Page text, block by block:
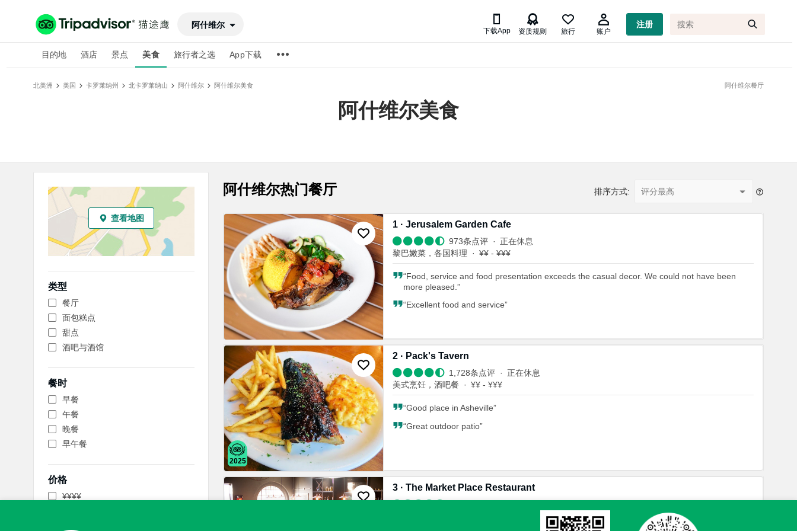
阿什维尔 
下载App

资质规则 旅行 账户
注册
目的地 酒店 景点 美食 旅行者之选 App下载
阿什维尔餐厅
北美洲 美国 卡罗莱纳州 北卡罗莱纳山 阿什维尔 阿什维尔美食
阿什维尔美食
查看地图
类型
餐厅
面包糕点
甜点
酒吧与酒馆
餐时
早餐
午餐
晚餐
早午餐
价格
¥¥¥¥
阿什维尔热门餐厅 排序方式: 评分最高
1 · Jerusalem Garden Cafe
973条点评
正在休息
黎巴嫩菜 ， 各国料理 ¥¥ - ¥¥¥
“Food, service and food presentation exceeds the casual decor. We could not have been
more pleased. ”
“Excellent food and service”
2025
2 · Pack's Tavern
1,728条点评
正在休息
美式烹饪 ， 酒吧餐 ¥¥ - ¥¥¥
“Good place in Asheville”
“Great outdoor patio”
3 · The Market Place Restaurant